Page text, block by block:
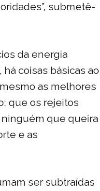
submetê-
da energia
coisas básicas ao
as melhores
que os rejeitos
que queira
e as
ser subtraídas